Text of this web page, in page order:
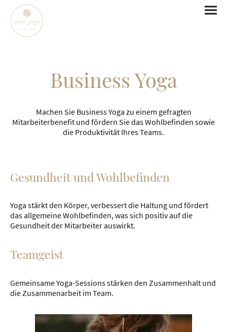
Business Yoga
Machen Sie Business Yoga zu einem gefragten
Mitarbeiterbenefit und fördern Sie das Wohlbefinden sowie
die Produktivität Ihres Teams.
Gesundheit und Wohlbefinden
Yoga stärkt den Körper, verbessert die Haltung und fördert
das allgemeine Wohlbefinden, was sich positiv auf die
Gesundheit der Mitarbeiter auswirkt.
Teamgeist
Gemeinsame Yoga-Sessions stärken den Zusammenhalt und
die Zusammenarbeit im Team.